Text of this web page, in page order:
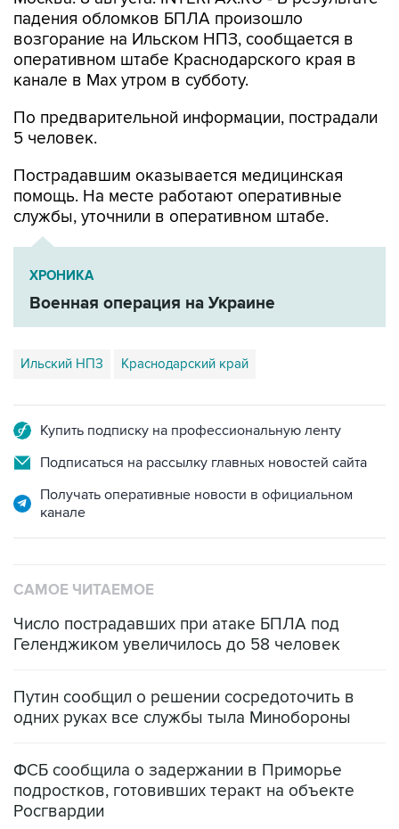
падения обломков БПЛА произошло
возгорание на Ильском НПЗ, сообщается в
оперативном штабе Краснодарского края в
канале в Max утром в субботу.
По предварительной информации, пострадали
5 человек.
Пострадавшим оказывается медицинская
помощь. На месте работают оперативные
службы, уточнили в оперативном штабе.
ХРОНИКА
Военная операция на Украине
Ильский НПЗ Краснодарский край
Купить подписку на профессиональную ленту
Подписаться на рассылку главных новостей сайта
Получать оперативные новости в официальном
канале
САМОЕ ЧИТАЕМОЕ
Число пострадавших при атаке БПЛА под
Геленджиком увеличилось до 58 человек
Путин сообщил о решении сосредоточить в
одних руках все службы тыла Минобороны
ФСБ сообщила о задержании в Приморье
подростков, готовивших теракт на объекте
Росгвардии